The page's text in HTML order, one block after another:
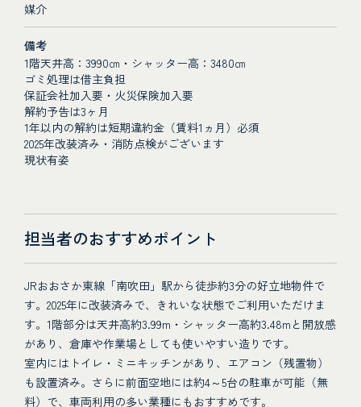
媒介
備考
1階天井高：3990㎝・シャッター高：3480㎝
ゴミ処理は借主負担
保証会社加入要・火災保険加入要
解約予告は3ヶ月
1年以内の解約は短期違約金（賃料1ヵ月）必須
2025年改装済み・消防点検がございます
現状有姿
担当者のおすすめポイント
JRおおさか東線「南吹田」駅から徒歩約3分の好立地物件で
す。2025年に改装済みで、きれいな状態でご利用いただけま
す。1階部分は天井高約3.99m・シャッター高約3.48mと開放感
があり、倉庫や作業場としても使いやすい造りです。
室内にはトイレ・ミニキッチンがあり、エアコン（残置物）
も設置済み。さらに前面空地には約4～5台の駐車が可能（無
料）で、車両利用の多い業種にもおすすめです。